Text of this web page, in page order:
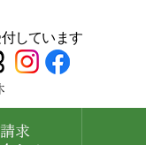
しています